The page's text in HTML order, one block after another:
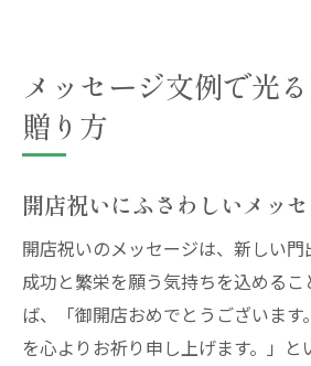
メッセージ文例で光
贈り方
開店祝いにふさわしいメッ
開店祝いのメッセージは、新しい
成功と繁栄を願う気持ちを込めるこ
ば、「御開店おめでとうございま
を心よりお祈り申し上げます。」と